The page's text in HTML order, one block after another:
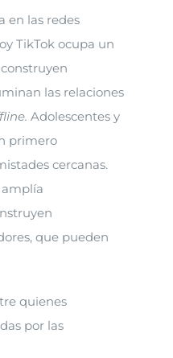
en las redes
TikTok ocupa un
las relaciones
Adolescentes y
primero
cercanas.
amplía
que pueden
quienes
por las